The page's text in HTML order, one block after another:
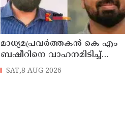
മാധ്യമപ്രവര്‍ത്തകന്‍ കെ എം
ബഷീറിനെ വാഹനമിടിച്ച്
കൊലപ്പെടുത്തിയ കേസില്‍
ശ്രീറാം വെങ്കിട്ടരാമനെതിരെ
SAT,8 AUG 2026